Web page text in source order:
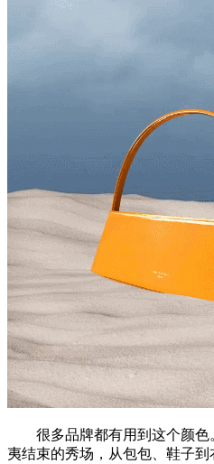
很多品牌都有用到这个颜色
夷结束的秀场，从包包、鞋子